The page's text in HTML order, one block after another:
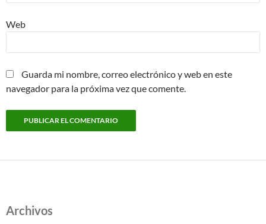
Web
Guarda mi nombre, correo electrónico y web en este
navegador para la próxima vez que comente.
Archivos